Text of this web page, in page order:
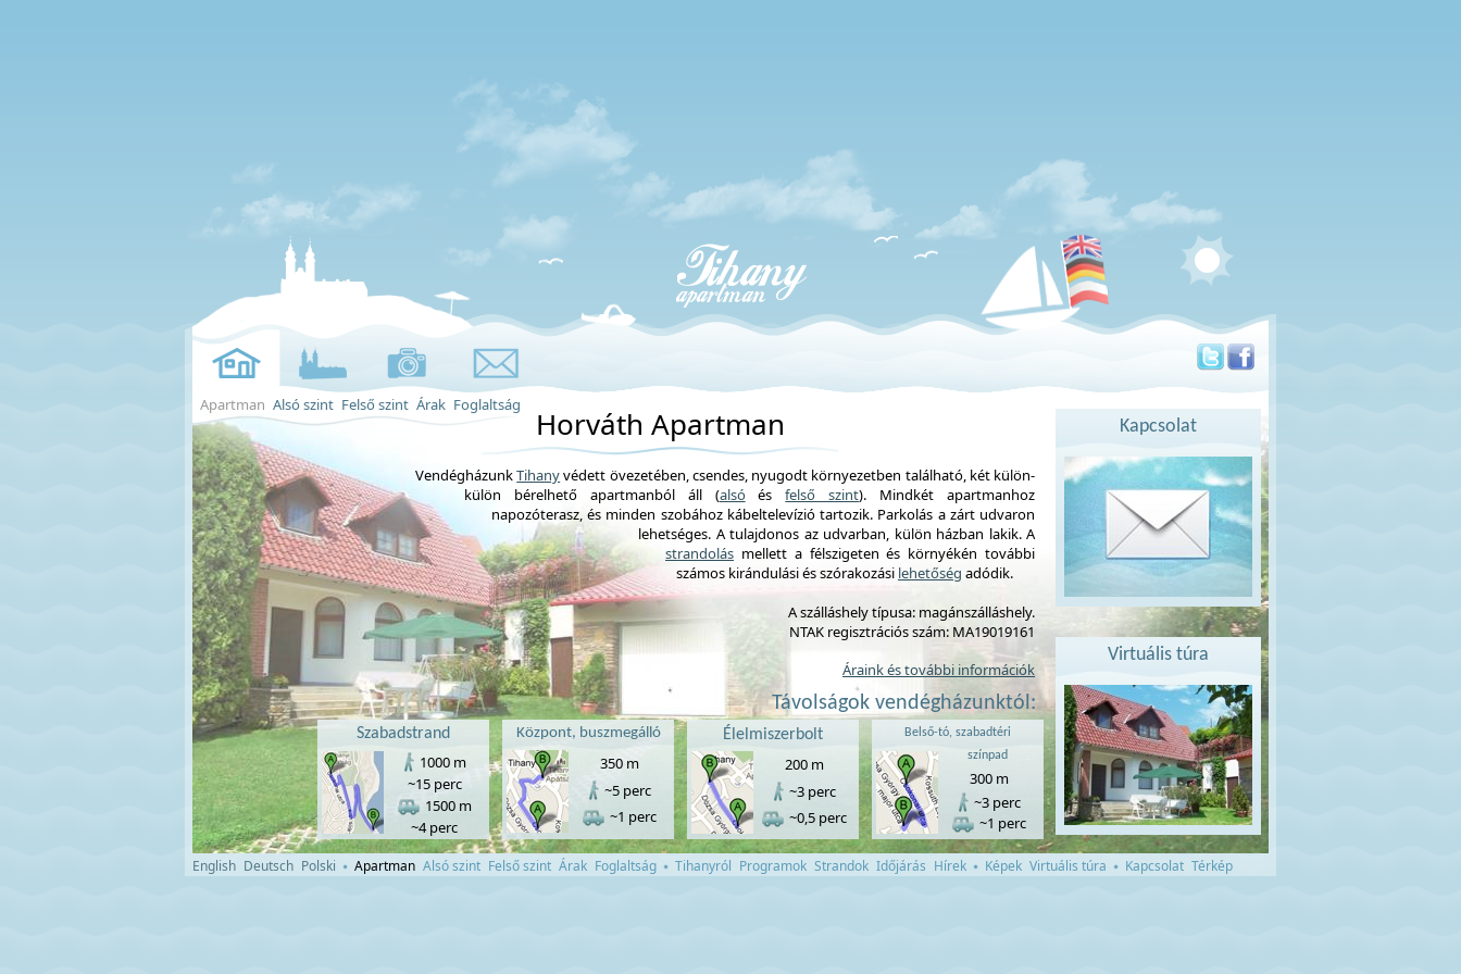
Apartman Alsó szint Felső szint Árak Foglaltság Horváth Apartman
VendégházunkTihanyvédett övezetében, csendes, nyugodt környezetben található, két külön-
külön bérelhető apartmanból áll (alsóésfelső szint). Mindkét apartmanhoz
napozóterasz, és minden szobához kábeltelevízió tartozik. Parkolás a zárt udvaron
lehetséges. A tulajdonos az udvarban, külön házban lakik. A
strandolás mellett a félszigeten és környékén további
számos kirándulási és szórakozási lehetőség adódik.
A szálláshely típusa: magánszálláshely.
NTAK regisztrációs szám: MA19019161
Áraink és további információk
Távolságok vendégházunktól:
Szabadstrand
1000 m
~15 perc
1500 m
~4 perc
Központ, buszmegálló
350 m
~5 perc
~1 perc
Élelmiszerbolt
200 m
~3 perc
~0,5 perc
Belső-tó, szabadtéri
színpad
300 m
~3 perc
~1 perc
Kapcsolat
Virtuális túra
English Deutsch Polski Apartman Alsó szint Felső szint Árak Foglaltság Tihanyról Programok Strandok Időjárás Hírek Képek Virtuális túra Kapcsolat Térkép